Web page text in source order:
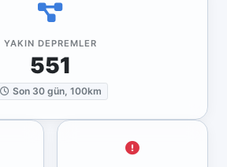
YAKIN DEPREMLER
551
Son 30 gün, 100km